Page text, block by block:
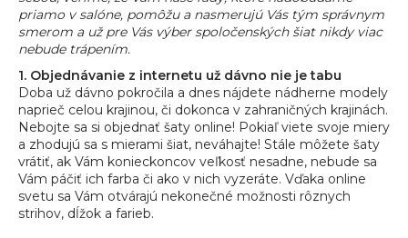
priamo v salóne, pomôžu a nasmerujú Vás tým správnym
smerom a už pre Vás výber spoločenských šiat nikdy viac
nebude trápením.
1. Objednávanie z internetu už dávno nie je tabu
Doba už dávno pokročila a dnes nájdete nádherne modely
naprieč celou krajinou, či dokonca v zahraničných krajinách.
Nebojte sa si objednať šaty online! Pokiaľ viete svoje miery
a zhodujú sa s mierami šiat, neváhajte! Stále môžete šaty
vrátiť, ak Vám konieckoncov veľkosť nesadne, nebude sa
Vám páčiť ich farba či ako v nich vyzeráte. Vďaka online
svetu sa Vám otvárajú nekonečné možnosti rôznych
strihov, dĺžok a farieb.
j
s
ť
?
HĽADAŤ